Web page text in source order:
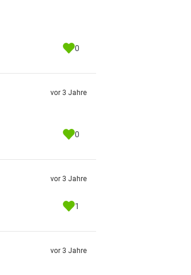
0
vor 3 Jahre
0
vor 3 Jahre
1
vor 3 Jahre